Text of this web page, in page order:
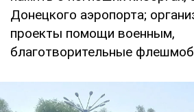
Донецкого аэропорта;
проекты помощи военным,
благотворительные